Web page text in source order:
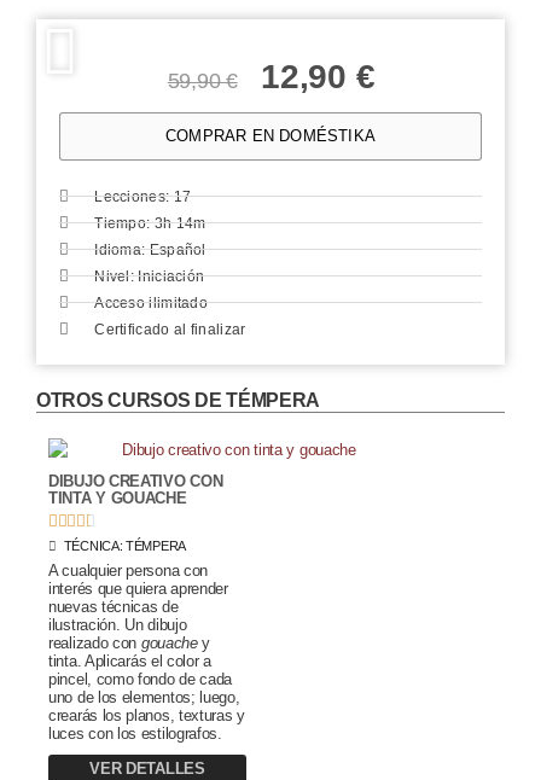
59,90€ 12,90 €
COMPRAR EN DOMÉSTIKA
Lecciones: 17
Tiempo: 3h 14m
Idioma: Español
Nivel: Iniciación
Acceso ilimitado
Certificado al finalizar
OTROS CURSOS DETÉMPERA
DIBUJO CREATIVO CON
TINTA Y GOUACHE
    
TÉCNICA:TÉMPERA
A cualquier persona con
interés que quiera aprender
nuevas técnicas de
ilustración. Un dibujo
realizado con gouachey
tinta. Aplicarás el color a
pincel, como fondo de cada
uno de los elementos; luego,
crearás los planos, texturas y
luces con los estilografos.
VER DETALLES